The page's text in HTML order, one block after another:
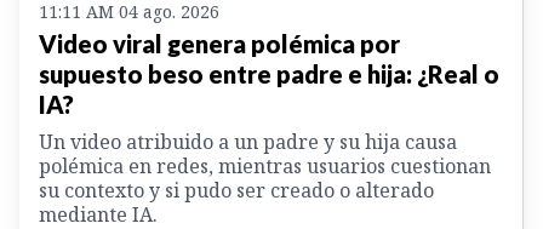
11:11 AM 04 ago. 2026
Video viral genera polémica por
supuesto beso entre padre e hija: ¿Real o
IA?
Un video atribuido a un padre y su hija causa
polémica en redes, mientras usuarios cuestionan
su contexto y si pudo ser creado o alterado
mediante IA.